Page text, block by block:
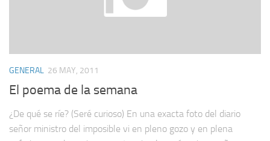
GENERAL 26 MAY, 2011
El poema de la semana
¿De qué se ríe? (Seré curioso) En una exacta foto del diario
señor ministro del imposible vi en pleno gozo y en plena